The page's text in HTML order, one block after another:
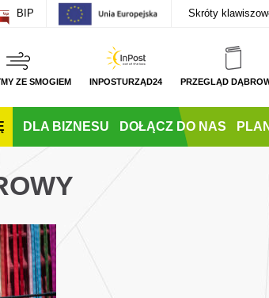
rozmiar czcionki
BIP Skróty
ZE SMOGIEM INPOSTURZĄD24 PRZEGLĄD
DLA BIZNESU DOŁĄCZ DO NAS